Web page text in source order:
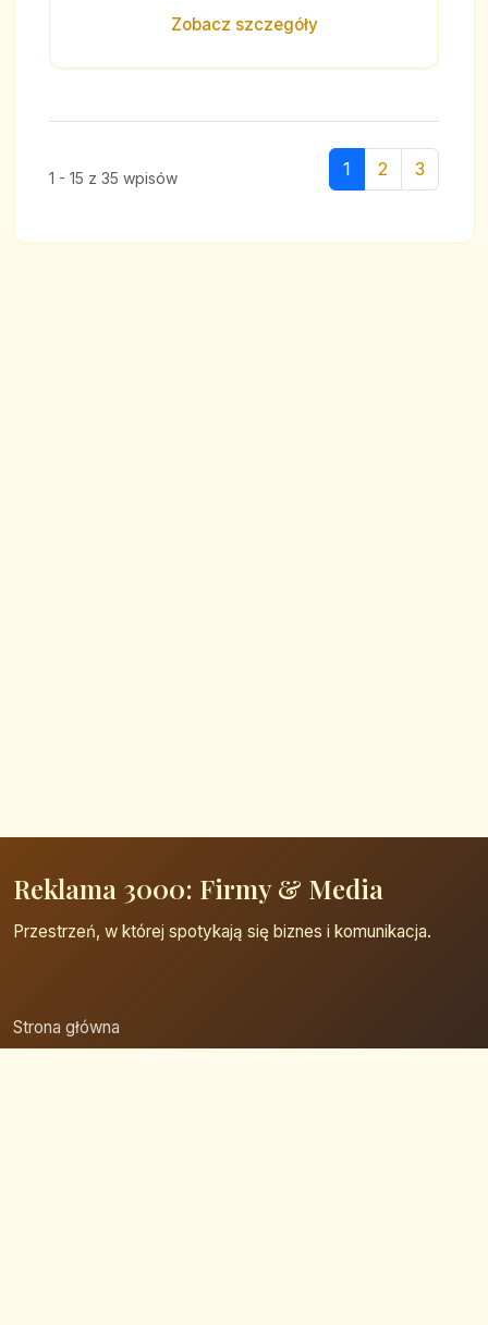
Zobacz szczegóły
1 - 15 z 35 wpisów 1 2 3
Reklama 3000: Firmy & Media
Przestrzeń, w której spotykają się biznes i komunikacja.
Strona główna